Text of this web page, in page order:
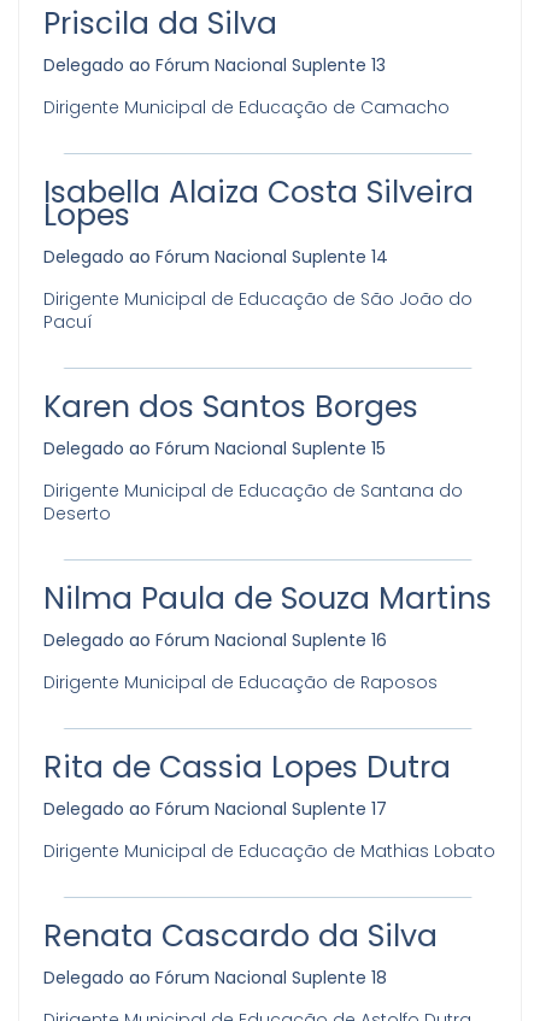
Priscila da Silva
Delegado ao Fórum Nacional Suplente 13
Dirigente Municipal de Educação de Camacho
Isabella Alaiza Costa Silveira
Lopes
Delegado ao Fórum Nacional Suplente 14
Dirigente Municipal de Educação de São João do
Pacuí
Karen dos Santos Borges
Delegado ao Fórum Nacional Suplente 15
Dirigente Municipal de Educação de Santana do
Deserto
Nilma Paula de Souza Martins
Delegado ao Fórum Nacional Suplente 16
Dirigente Municipal de Educação de Raposos
Rita de Cassia Lopes Dutra
Delegado ao Fórum Nacional Suplente 17
Dirigente Municipal de Educação de Mathias Lobato
Renata Cascardo da Silva
Delegado ao Fórum Nacional Suplente 18